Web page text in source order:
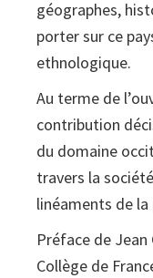
géographes,
porter sur ce
ethnologique.
Au terme de
contribution
du domaine
travers la
linéaments de
Préface de
Collège de